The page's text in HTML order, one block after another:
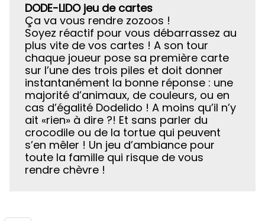
DODE-LIDO jeu de cartes
Ça va vous rendre zozoos !
Soyez réactif pour vous débarrassez au
plus vite de vos cartes ! A son tour
chaque joueur pose sa première carte
sur l’une des trois piles et doit donner
instantanément la bonne réponse : une
majorité d’animaux, de couleurs, ou en
cas d’égalité Dodelido ! A moins qu’il n’y
ait «rien» à dire ?! Et sans parler du
crocodile ou de la tortue qui peuvent
s’en mêler ! Un jeu d’ambiance pour
toute la famille qui risque de vous
rendre chèvre !